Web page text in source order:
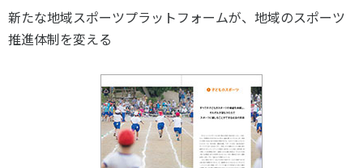
ソーシャルメディア運営方針
各教育機関との連携
スポーツ振興団体との連携
【動画】スポーツでアクティブなまちづくり
知る学ぶ
新たな地域スポーツプラットフォームが、地域のスポーツ
推進体制を変える